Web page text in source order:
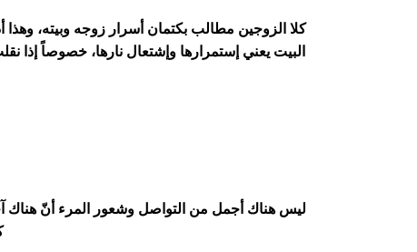
كلا الزوجين مطالب بكتمان أسرار زوجه وبيته،
البيت يعني إستمرارها وإشتعال نارها، خصوصاً إذا
ليس هناك أجمل من التواصل وشعور المرء أنّ هناك